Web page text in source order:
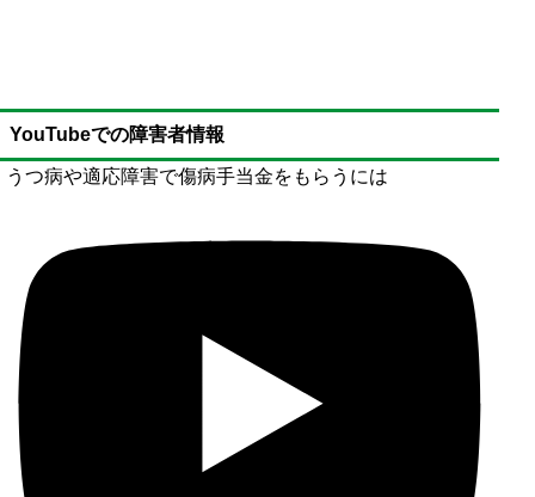
YouTubeでの障害者情報
うつ病や適応障害で傷病手当金をもらうには